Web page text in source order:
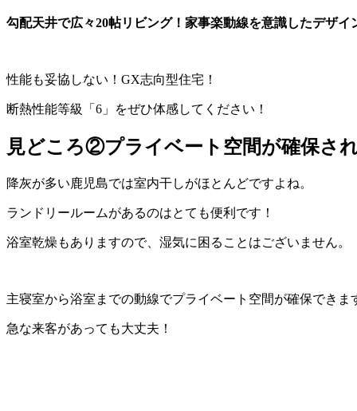
勾配天井で広々20帖リビング！家事楽動線を意識したデザイ
性能も妥協しない！GX志向型住宅！
断熱性能等級「6」をぜひ体感してください！
見どころ②プライベート空間が確保さ
降灰が多い鹿児島では室内干しがほとんどですよね。
ランドリールームがあるのはとても便利です！
浴室乾燥もありますので、湿気に困ることはございません。
主寝室から浴室までの動線でプライベート空間が確保できま
急な来客があっても大丈夫！